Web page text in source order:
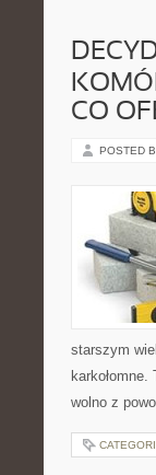
CO
POSTED
starszym
wolno z